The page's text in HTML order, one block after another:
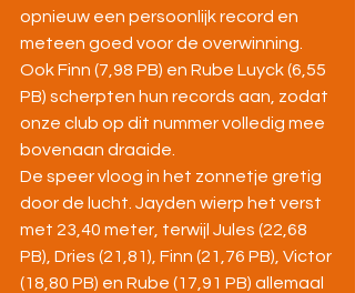
opnieuw een persoonlijk record en
meteen goed voor de overwinning.
Ook Finn (7,98 PB) en Rube Luyck (6,55
PB) scherpten hun records aan, zodat
onze club op dit nummer volledig mee
bovenaan draaide.
De speer vloog in het zonnetje gretig
door de lucht. Jayden wierp het verst
met 23,40 meter, terwijl Jules (22,68
PB), Dries (21,81), Finn (21,76 PB), Victor
(18,80 PB) en Rube (17,91 PB) allemaal